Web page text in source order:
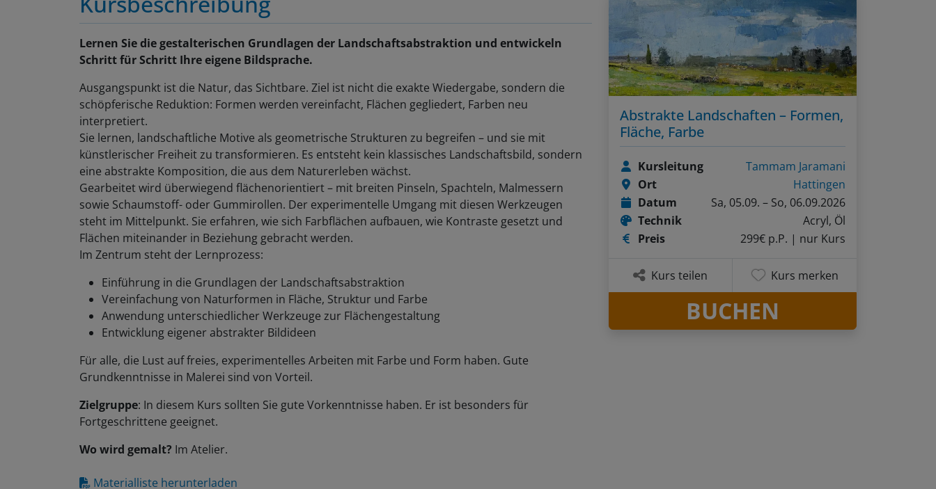
Lernen Sie die gestalterischen Grundlagen der Landschaftsabstraktion und entwickeln
Schritt für Schritt Ihre eigene Bildsprache.
Ausgangspunkt ist die Natur, das Sichtbare. Ziel ist nicht die exakte Wiedergabe, sondern die
schöpferische Reduktion: Formen werden vereinfacht, Flächen gegliedert, Farben neu
interpretiert.
Sie lernen, landschaftliche Motive als geometrische Strukturen zu begreifen – und sie mit
künstlerischer Freiheit zu transformieren. Es entsteht kein klassisches Landschaftsbild, sondern
eine abstrakte Komposition, die aus dem Naturerleben wächst.
Gearbeitet wird überwiegend flächenorientiert – mit breiten Pinseln, Spachteln, Malmessern
sowie Schaumstoff- oder Gummirollen. Der experimentelle Umgang mit diesen Werkzeugen
steht im Mittelpunkt. Sie erfahren, wie sich Farbflächen aufbauen, wie Kontraste gesetzt und
Flächen miteinander in Beziehung gebracht werden.
Im Zentrum steht der Lernprozess:
Einführung in die Grundlagen der Landschaftsabstraktion
Vereinfachung von Naturformen in Fläche, Struktur und Farbe
Anwendung unterschiedlicher Werkzeuge zur Flächengestaltung
Entwicklung eigener abstrakter Bildideen
Für alle, die Lust auf freies, experimentelles Arbeiten mit Farbe und Form haben. Gute
Grundkenntnisse in Malerei sind von Vorteil.
Zielgruppe: In diesem Kurs sollten Sie gute Vorkenntnisse haben. Er ist besonders für
Fortgeschrittene geeignet.
Wo wird gemalt? Im Atelier.
Materialliste herunterladen
Abstrakte Landschaften – Formen,
Fläche, Farbe
Kursleitung
Tammam Jaramani
Ort
Hattingen
Datum
Sa, 05.09. – So, 06.09.2026
Technik
Acryl, Öl
Preis
299€ p.P. | nur Kurs
Kurs teilen Kurs merken
BUCHEN